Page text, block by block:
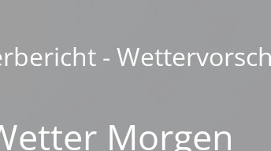
-
Morgen